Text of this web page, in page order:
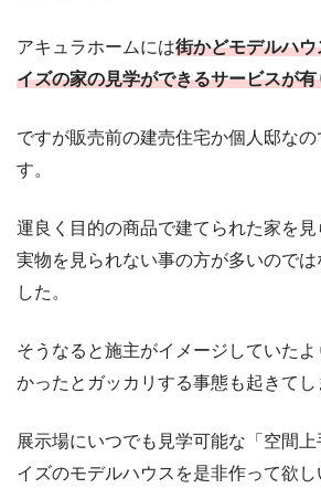
アキュラホームには街かどモデルハ
イズの家の見学ができるサービスが有
ですが販売前の建売住宅か個人邸な
す。
運良く目的の商品で建てられた家を
実物を見られない事の方が多いのでは
した。
そうなると施主がイメージしていた
かったとガッカリする事態も起きてし
展示場にいつでも見学可能な「空間
イズのモデルハウスを是非作って欲し